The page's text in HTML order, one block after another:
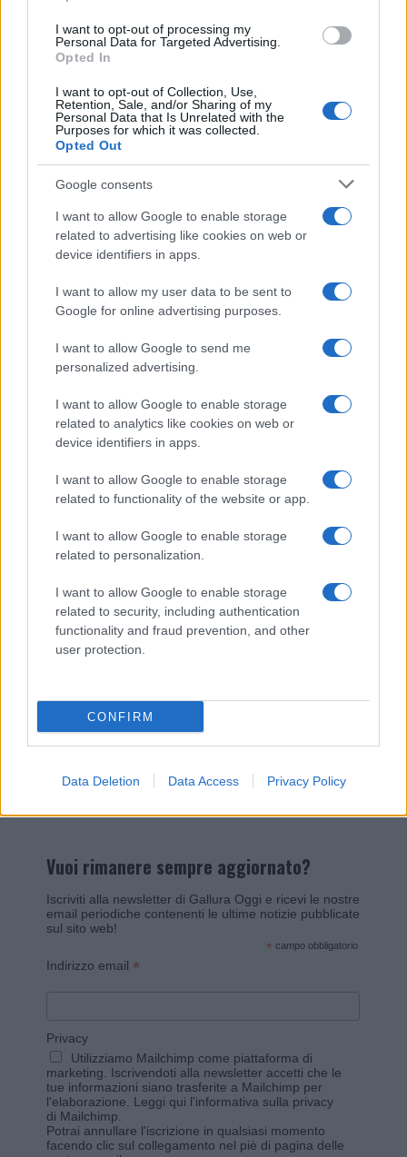
I want to opt-out of processing my
Personal Data for Targeted Advertising.
Opted In
I want to opt-out of Collection, Use,
Retention, Sale, and/or Sharing of my
Personal Data that Is Unrelated with the
Purposes for which it was collected.
Opted Out
Google consents
I want to allow Google to enable storage
related to advertising like cookies on web or
device identifiers in apps.
I want to allow my user data to be sent to
Google for online advertising purposes.
I want to allow Google to send me
personalized advertising.
I want to allow Google to enable storage
related to analytics like cookies on web or
device identifiers in apps.
I want to allow Google to enable storage
related to functionality of the website or app.
I want to allow Google to enable storage
related to personalization.
I want to allow Google to enable storage
related to security, including authentication
functionality and fraud prevention, and other
user protection.
CONFIRM
Data Deletion Data Access Privacy Policy
NECROLOGIE
Mario Malu
I nostri cari
I nostri cari
I nostri cari
Giovannimaria Cabras
Invia un Comunicato Stampa|Pubblicità|Segnala
Vuoi rimanere sempre aggiornato?
Iscriviti alla newsletter di Gallura Oggi e ricevi le nostre
email periodiche contenenti le ultime notizie pubblicate
sul sito web!
* campo obbligatorio
Indirizzo email *
Privacy
Utilizziamo Mailchimp come piattaforma di
marketing. Iscrivendoti alla newsletter accetti che le
tue informazioni siano trasferite a Mailchimp per
l'elaborazione. Leggi qui l'informativa sulla privacy
di Mailchimp
Potrai annullare l'iscrizione in qualsiasi momento
facendo clic sul collegamento nel piè di pagina delle